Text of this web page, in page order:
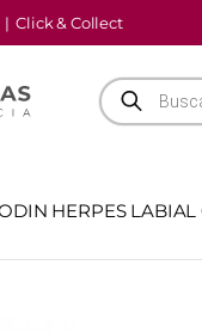
| Click & Collect
de
HERPES